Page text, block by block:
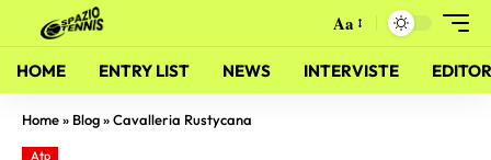
Aa
HOME ENTRY LIST NEWS INTERVISTE
Home» Blog»Cavalleria Rustycana
Atp